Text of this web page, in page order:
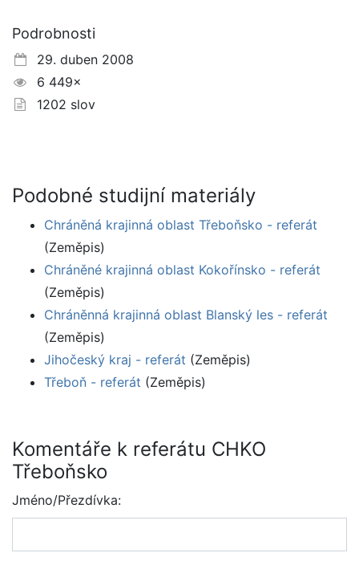
Podrobnosti
29. duben 2008
6 449×
1202 slov
Podobné studijní materiály
Chráněná krajinná oblast Třeboňsko - referát
(Zeměpis)
Chráněné krajinná oblast Kokořínsko - referát
(Zeměpis)
Chráněnná krajinná oblast Blanský les - referát
(Zeměpis)
Jihočeský kraj - referát (Zeměpis)
Třeboň - referát (Zeměpis)
Komentáře k referátu CHKO
Třeboňsko
Jméno/Přezdívka: